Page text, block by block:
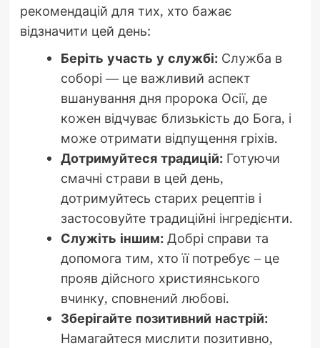
рекомендацій для тих, хто бажає
відзначити цей день:
Беріть участь у службі:Служба в
соборі — це важливий аспект
вшанування дня пророка Осії, де
кожен відчуває близькість до Бога, і
може отримати відпущення гріхів.
Дотримуйтеся традицій:Готуючи
смачні страви в цей день,
дотримуйтесь старих рецептів і
застосовуйте традиційні інгредієнти.
Служіть іншим:Добрі справи та
допомога тим, хто її потребує – це
прояв дійсного християнського
вчинку, сповнений любові.
Зберігайте позитивний настрій:
Намагайтеся мислити позитивно,